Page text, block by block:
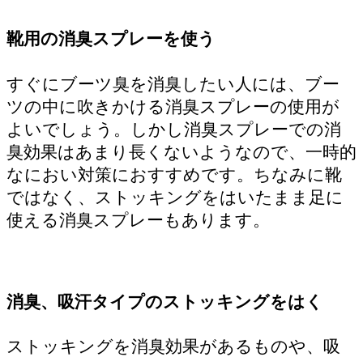
靴用の消臭スプレーを使う
すぐにブーツ臭を消臭したい人には、ブー
ツの中に吹きかける消臭スプレーの使用が
よいでしょう。しかし消臭スプレーでの消
臭効果はあまり長くないようなので、一時的
なにおい対策におすすめです。ちなみに靴
ではなく、ストッキングをはいたまま足に
使える消臭スプレーもあります。
消臭、吸汗タイプのストッキングをはく
ストッキングを消臭効果があるものや、吸